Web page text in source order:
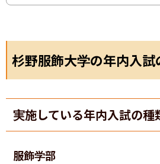
杉野服飾大学の年内入試
実施している年内入試の種
服飾学部